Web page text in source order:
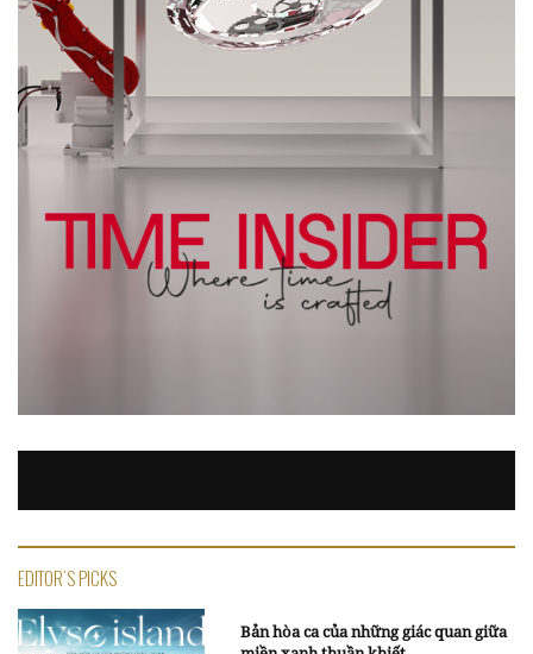
EDITOR'S PICKS
Bản hòa ca của những giác quan giữa